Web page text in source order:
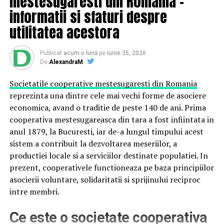
Rezervarea se face cu mult timp inainte si numai daca
renunta cineva la bilet este posibila calatoria celor
indurerati, sa isi aduca mortul in tara. Sa zicem ca ar fi
posibil ca apartinatorii sa detina mijloacele necesare
repatrierii!
ore sau zile de recuperare si numai dupa ce se odihnesc,
s-ar putea ocupa de repatriere. Va imaginati cat timp
pretios s-ar pierde, plus ca ar aparea o alta mare
problema: cu ce sa se transporte sicriele!
Apeland la firmele cu experienta si cu echipe de
profesionisti detasate in toate tarile lumii,repatriere
decedati se face operativ.
In timp ce soferii pleaca din Romania cu masina
acolo, departe se lucreaza intens, sa se elimine
informatii si sfaturi despre
utilitatea acestora
Publicat acum o lună pe iunie 25, 2026
De AlexandraM
Societatile cooperative mestesugaresti din Romania
reprezinta una dintre cele mai vechi forme de asociere
economica, avand o traditie de peste 140 de ani. Prima
cooperativa mestesugareasca din tara a fost infiintata in
anul 1879, la Bucuresti, iar de-a lungul timpului acest
sistem a contribuit la dezvoltarea meseriilor, a
productiei locale si a serviciilor destinate populatiei. In
prezent, cooperativele functioneaza pe baza principiilor
asocierii voluntare, solidaritatii si sprijinului reciproc
intre membri.
Ce este o societate cooperativa